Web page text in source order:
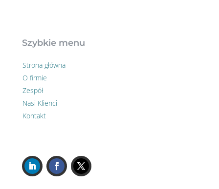
Szybkie menu
Strona główna
O firmie
Zespół
Nasi Klienci
Kontakt